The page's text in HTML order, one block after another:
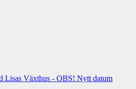
Lisas Växthus - OBS! Nytt datum